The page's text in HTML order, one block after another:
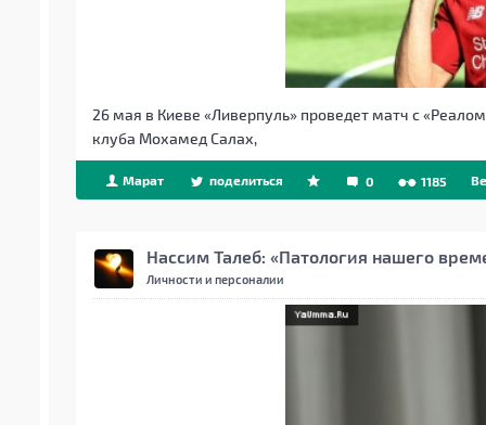
26 мая в Киеве «Ливерпуль» проведет матч с
клуба Мохамед Салах,
Марат поделиться 0 1185
Нассим Талеб: «Патология нашего
Личности и персоналии